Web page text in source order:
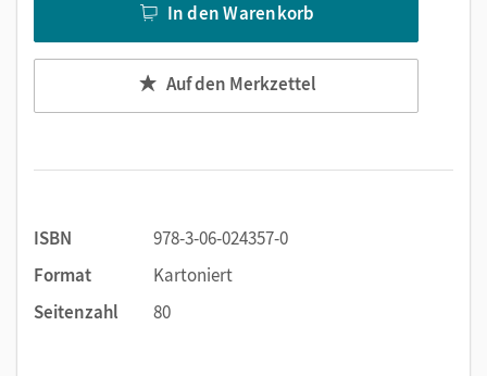
In den Warenkorb
Auf den Merkzettel
ISBN
978-3-06-024357-0
Format
Kartoniert
Seitenzahl
80